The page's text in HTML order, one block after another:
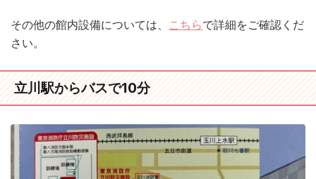
その他の館内設備については、 こちらで詳細をご確認くだ
さい。
立川駅からバスで10分